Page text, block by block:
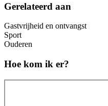
Gerelateerd aan
Gastvrijheid en ontvangst
Sport
Ouderen
Hoe kom ik er?